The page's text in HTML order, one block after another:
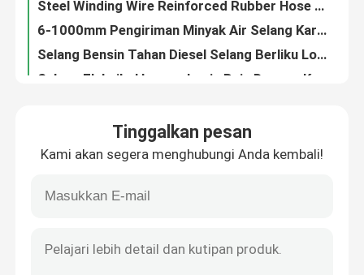
Kontrol Kualitas
Berita
Minta Kutipan
Flanged Stainless Steel Selang Fleksibel Selang Sambungan Lembut Ketebalan 3-12mm
3-12mm Kustom Selang Fleksibel Tipe Flange Pipa Tekanan OEM 0-50MPa
Ukuran Khusus PE/PTFE Jalinan Selang Hidraulik Mesh Bukti Ledakan Pipa Tahan Asam Alkali Fleksibel
Penggunaan Wastafel Selang Fleksibel Stainless Steel Selang Explosion Proof
Tinggalkan pesan
Kami akan segera menghubungi Anda kembali!